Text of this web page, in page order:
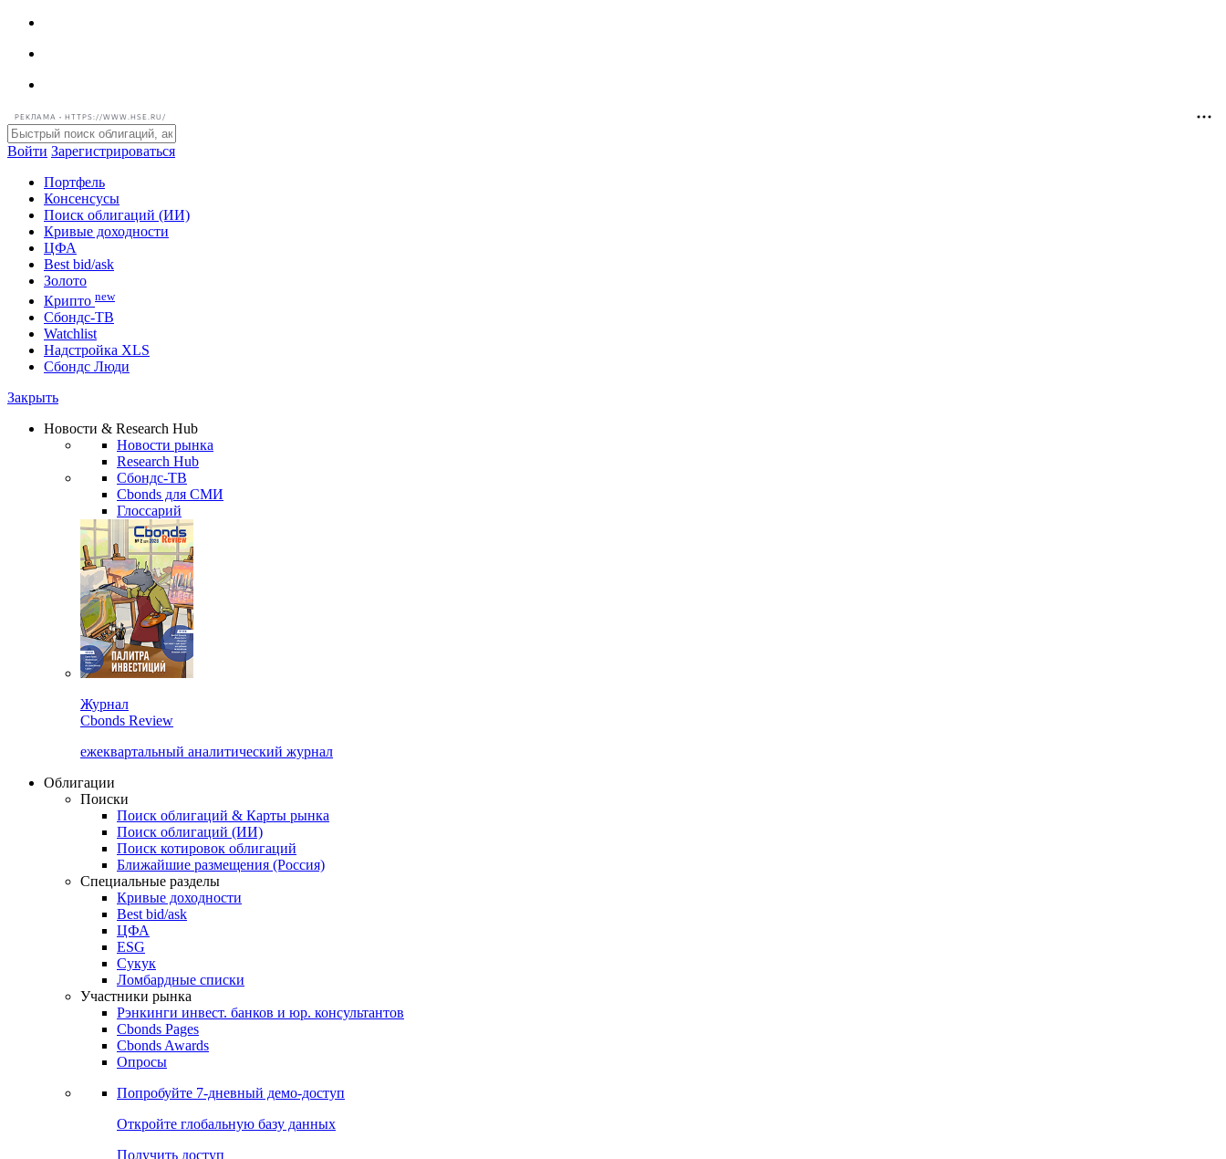
РЕКЛАМА • HTTPS://WWW.HSE.RU/
Войти Зарегистрироваться
Портфель
Консенсусы
Поиск облигаций (ИИ)
Кривые доходности
ЦФА
Best bid/ask
Золото
Криптоnew
Сбондс-ТВ
Надстройка XLS
Сбондс Люди
Новости & Research Hub
Новости рынка
Research Hub
Сбондс-ТВ
Cbonds для СМИ
Глоссарий
Журнал
Cbonds Review
ежеквартальный аналитический журнал
Облигации
Поиски
Поиск облигаций & Карты рынка
Поиск облигаций (ИИ)
Поиск котировок облигаций
Ближайшие размещения (Россия)
Специальные разделы
Кривые доходности
Best bid/ask
ЦФА
ESG
Сукук
Ломбардные списки
Участники рынка
Рэнкинги инвест. банков и юр. консультантов
Cbonds Pages
Cbonds Awards
Опросы
Попробуйте7-дневный